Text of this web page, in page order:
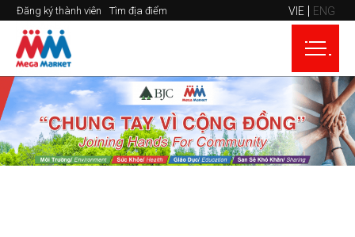
Đăng ký thành viên Tìm địa điểm VIE ENG